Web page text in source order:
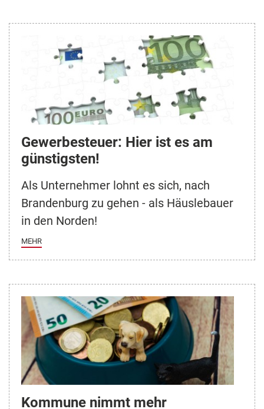
Gewerbesteuer: Hier ist es am
günstigsten!
Als Unternehmer lohnt es sich, nach
Brandenburg zu gehen - als Häuslebauer
in den Norden!
MEHR
Kommune nimmt mehr